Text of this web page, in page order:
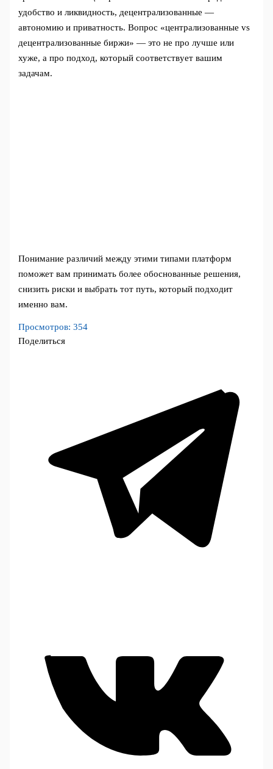
удобство и ликвидность, децентрализованные —
автономию и приватность. Вопрос «централизованные vs
децентрализованные биржи» — это не про лучше или
хуже, а про подход, который соответствует вашим
задачам.
Понимание различий между этими типами платформ
поможет вам принимать более обоснованные решения,
снизить риски и выбрать тот путь, который подходит
именно вам.
Просмотров: 354
Поделиться